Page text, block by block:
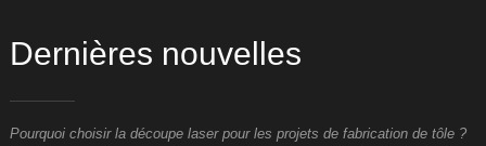
Dernières nouvelles
Pourquoi choisir la découpe laser pour les projets de fabrication de tôle ?